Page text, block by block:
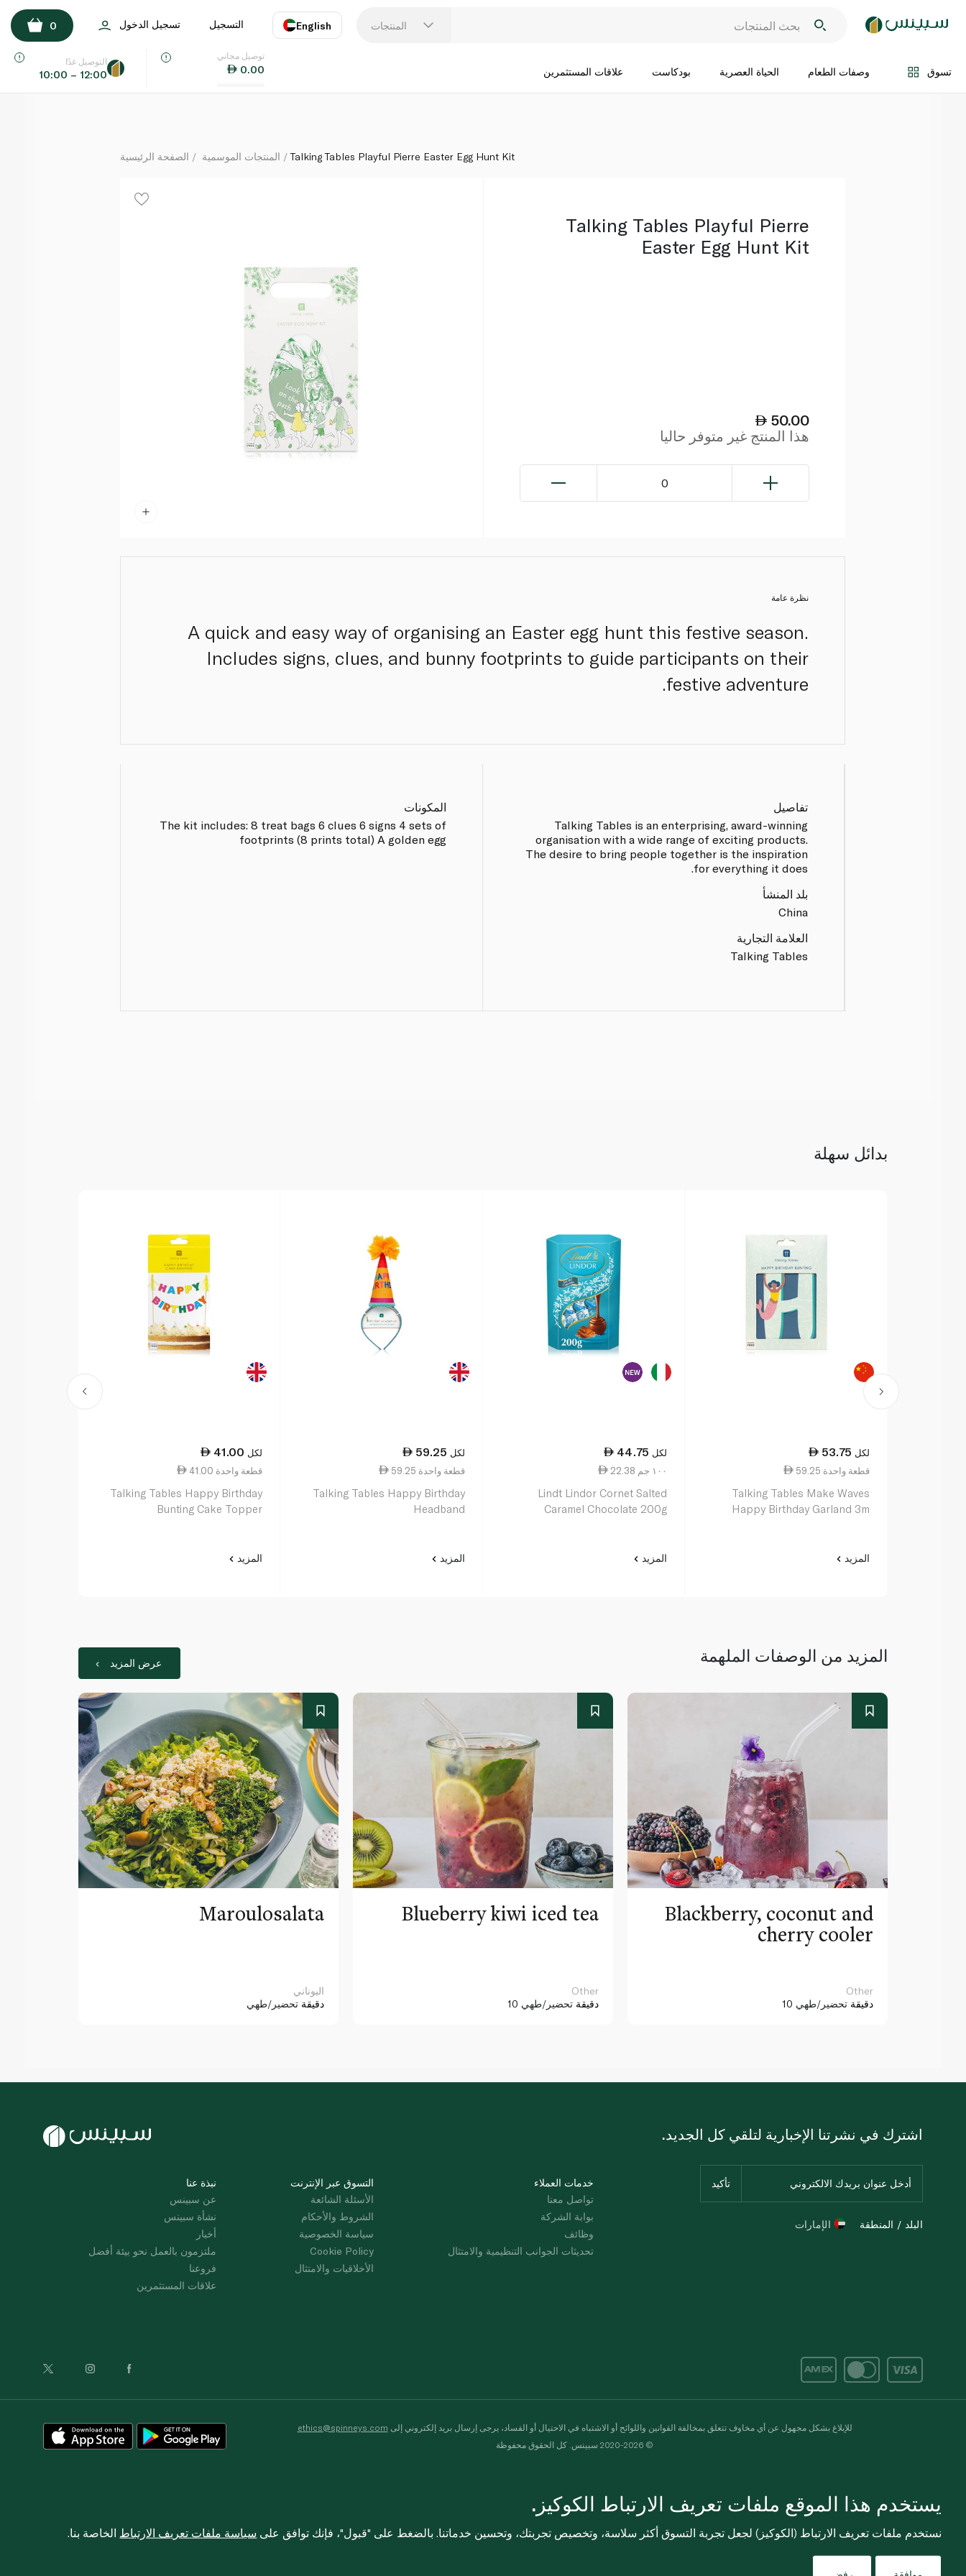
المنتجات English
اللغة
التسجيل تسجيل الدخول 0
تسوق وصفات الطعام الحياة العصرية بودكاست علاقات المستثمرين
توصيل مجاني
0.00
التوصيل غدًا
10:00 – 12:00
Talking Tables Playful Pierre Easter Egg Hunt Kit
اضف الى السلة
الصفحة الرئيسية المنتجات الموسمية Talking Tables Playful Pierre Easter Egg Hunt Kit
Talking Tables Playful Pierre
Easter Egg Hunt Kit
50.00
هذا المنتج غير متوفر حاليا
0
نظرة عامة
A quick and easy way of organising an Easter egg hunt this festive season.
Includes signs, clues, and bunny footprints to guide participants on their
festive adventure.
تفاصيل
Talking Tables is an enterprising, award-winning
organisation with a wide range of exciting products.
The desire to bring people together is the inspiration
for everything it does.
بلد المنشأ
China
العلامة التجارية
Talking Tables
المكونات
The kit includes: 8 treat bags 6 clues 6 signs 4 sets of
footprints (8 prints total) A golden egg
بدائل سهلة
53.75 لكل
59.25 قطعة واحدة
Talking Tables Make Waves
Happy Birthday Garland 3m
المزيد
44.75 لكل
22.38 ١٠٠ جم
Lindt Lindor Cornet Salted
Caramel Chocolate 200g
المزيد
59.25 لكل
59.25 قطعة واحدة
Talking Tables Happy Birthday
Headband
المزيد
41.00 لكل
41.00 قطعة واحدة
Talking Tables Happy Birthday
Bunting Cake Topper
المزيد
المزيد من الوصفات الملهمة عرض المزيد
Maroulosalata
اليوناني
دقيقة تحضير/طهي
Blueberry kiwi iced tea
Other
10 دقيقة تحضير/طهي
Blackberry, coconut and
cherry cooler
Other
10 دقيقة تحضير/طهي
نبذة عنا
عن سبينس
نشأة سبينس
أخبار
ملتزمون بالعمل نحو بيئة أفضل
فروعنا
علاقات المستثمرين
التسوق عبر الإنترنت
الأسئلة الشائعة
الشروط والأحكام
سياسة الخصوصية
Cookie Policy
الأخلاقيات والامتثال
خدمات العملاء
تواصل معنا
بوابة الشركة
وظائف
تحديثات الجوانب التنظيمية والامتثال
اشترك في نشرتنا الإخبارية لتلقي كل الجديد.
البلد / المنطقة الإمارات
للإبلاغ بشكل مجهول عن أي مخاوف تتعلق بمخالفة القوانين واللوائح أو الاشتباه في الاحتيال أو الفساد، يرجى إرسال بريد إلكتروني إلى ethics@spinneys.com
© 2020-2026 سبينس. كل الحقوق محفوظة
يستخدم هذا الموقع ملفات تعريف الارتباط الكوكيز.
نستخدم ملفات تعريف الارتباط (الكوكيز) لجعل تجربة التسوق أكثر سلاسة، وتخصيص تجربتك، وتحسين خدماتنا. بالضغط على "قبول"، فإنك توافق على سياسة ملفات تعريف الارتباط الخاصة بنا.